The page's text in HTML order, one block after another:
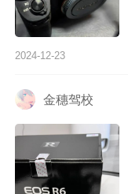
2024-12-23
金穗驾校